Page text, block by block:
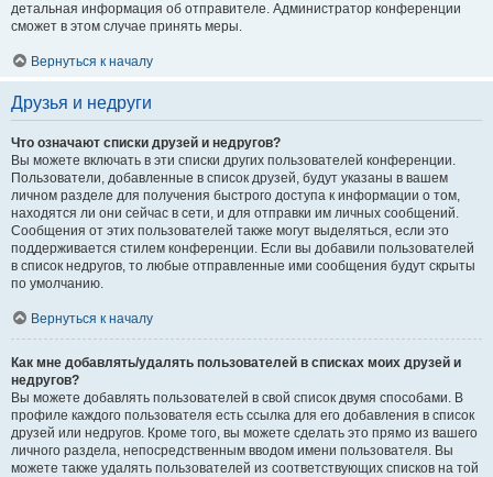
детальная информация об отправителе. Администратор конференции
сможет в этом случае принять меры.
Вернуться к началу
Друзья и недруги
Что означают списки друзей и недругов?
Вы можете включать в эти списки других пользователей конференции.
Пользователи, добавленные в список друзей, будут указаны в вашем
личном разделе для получения быстрого доступа к информации о том,
находятся ли они сейчас в сети, и для отправки им личных сообщений.
Сообщения от этих пользователей также могут выделяться, если это
поддерживается стилем конференции. Если вы добавили пользователей
в список недругов, то любые отправленные ими сообщения будут скрыты
по умолчанию.
Вернуться к началу
Как мне добавлять/удалять пользователей в списках моих друзей и
недругов?
Вы можете добавлять пользователей в свой список двумя способами. В
профиле каждого пользователя есть ссылка для его добавления в список
друзей или недругов. Кроме того, вы можете сделать это прямо из вашего
личного раздела, непосредственным вводом имени пользователя. Вы
можете также удалять пользователей из соответствующих списков на той